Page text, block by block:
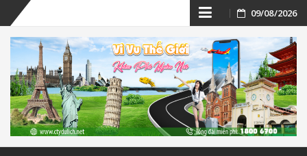
Skip
to
content
09/08/2026